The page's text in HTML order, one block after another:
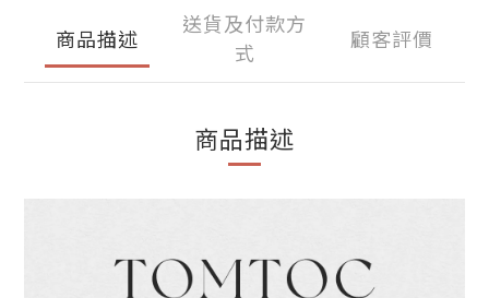
商品描述
送貨及付款方
式
顧客評價
商品描述